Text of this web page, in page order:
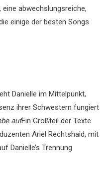
abwechslungsreiche,
einige der besten Songs
Danielle im Mittelpunkt,
ihrer Schwestern fungiert
aufEin Großteil der Texte
Ariel Rechtshaid, mit
Danielle’s Trennung